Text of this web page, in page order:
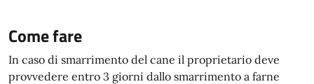
Come fare
In caso di smarrimento del cane il proprietario deve
provvedere entro 3 giorni dallo smarrimento a farne